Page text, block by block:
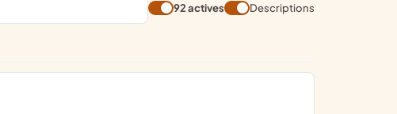
92 actives Descriptions